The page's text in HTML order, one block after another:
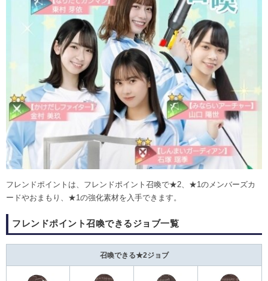
フレンドポイントは、フレンドポイント召喚で★2、★1のメンバーズカ
ードやおまもり、★1の強化素材を入手できます。
フレンドポイント召喚できるジョブ一覧
召喚できる★2ジョブ